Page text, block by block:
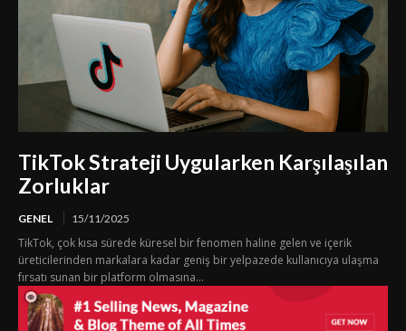
TikTok Strateji Uygularken Karşılaşılan
Zorluklar
GENEL 15/11/2025
TikTok, çok kısa sürede küresel bir fenomen haline gelen ve içerik
üreticilerinden markalara kadar geniş bir yelpazede kullanıcıya ulaşma
fırsatı sunan bir platform olmasına...